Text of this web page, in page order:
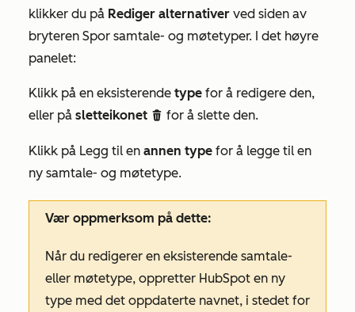
klikker du på Rediger alternativer ved siden av
bryteren Spor samtale- og møtetyper. I det høyre
panelet:
Klikk på en eksisterende type for å redigere den,
eller på sletteikonet delete for å slette den.
Klikk på Legg til en annen type for å legge til en
ny samtale- og møtetype.
Vær oppmerksom på dette:
Når du redigerer en eksisterende samtale-
eller møtetype, oppretter HubSpot en ny
type med det oppdaterte navnet, i stedet for